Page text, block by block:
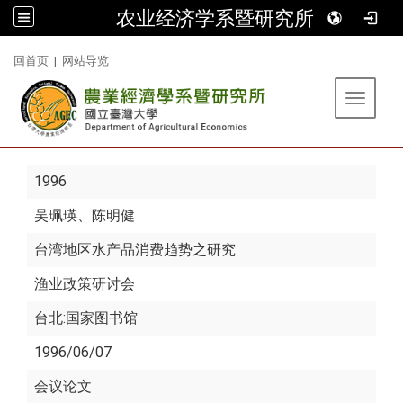
农业经济学系暨研究所
回首页 | 网站导览
Toggle
1996
吴珮瑛、陈明健
台湾地区水产品消费趋势之研究
渔业政策研讨会
台北:国家图书馆
1996/06/07
会议论文